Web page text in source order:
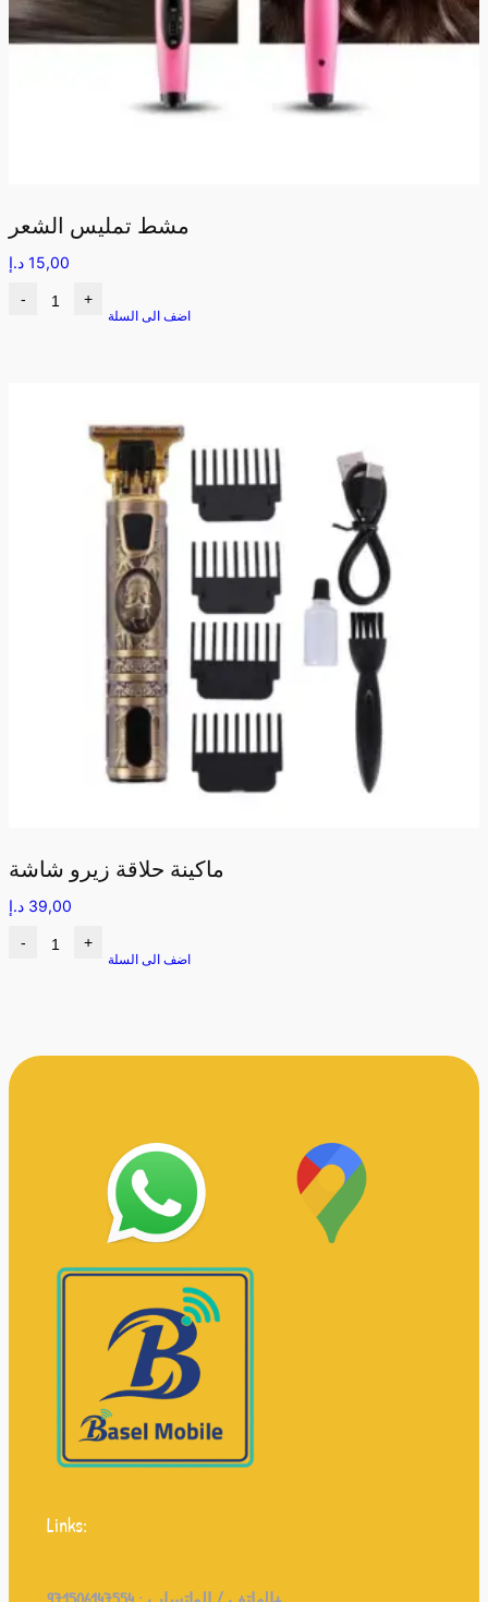
مشط تمليس الشعر
15,00 د.إ
- +
اضف الى السلة
ماكينة حلاقة زيرو شاشة
39,00 د.إ
- +
اضف الى السلة
Links: